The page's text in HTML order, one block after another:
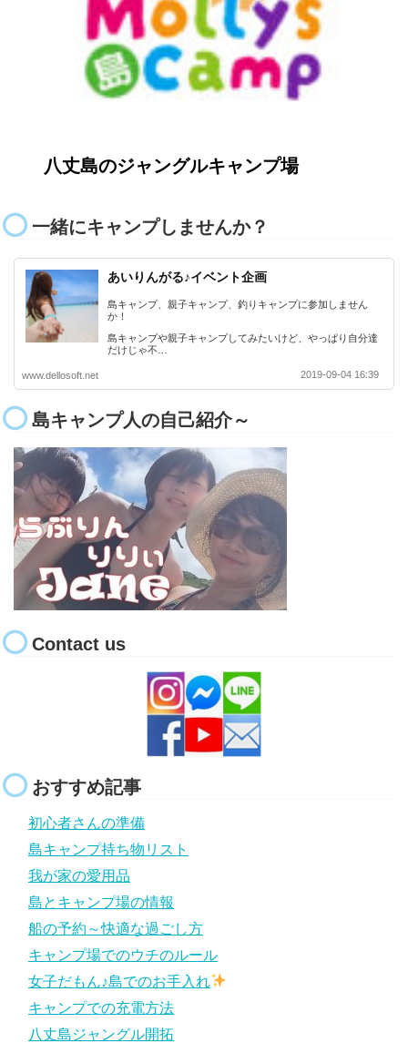
八丈島のジャングルキャンプ場
一緒にキャンプしませんか？
あいりんがる♪イベント企画
島キャンプ、親子キャンプ、釣りキャンプに参加しません
か！
島キャンプや親子キャンプしてみたいけど、やっぱり自分達
だけじゃ不…
www.dellosoft.net 2019-09-04 16:39
島キャンプ人の自己紹介～
Contact us
おすすめ記事
初心者さんの準備
島キャンプ持ち物リスト
我が家の愛用品
島とキャンプ場の情報
船の予約～快適な過ごし方
キャンプ場でのウチのルール
女子だもん♪島でのお手入れ
キャンプでの充電方法
八丈島ジャングル開拓